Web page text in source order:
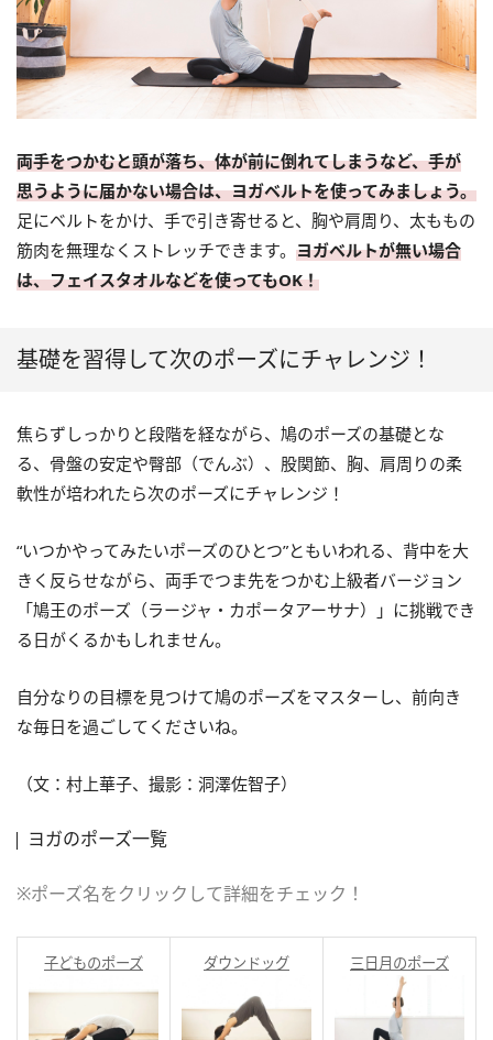
両手をつかむと頭が落ち、体が前に倒れてしまうなど、手が
思うように届かない場合は、ヨガベルトを使ってみましょう。
足にベルトをかけ、手で引き寄せると、胸や肩周り、太ももの
筋肉を無理なくストレッチできます。 ヨガベルトが無い場合
は、フェイスタオルなどを使ってもOK！
基礎を習得して次のポーズにチャレンジ！
焦らずしっかりと段階を経ながら、鳩のポーズの基礎とな
る、骨盤の安定や臀部（でんぶ）、股関節、胸、肩周りの柔
軟性が培われたら次のポーズにチャレンジ！
“いつかやってみたいポーズのひとつ”ともいわれる、背中を大
きく反らせながら、両手でつま先をつかむ上級者バージョン
「鳩王のポーズ（ラージャ・カポータアーサナ）」に挑戦でき
る日がくるかもしれません。
自分なりの目標を見つけて鳩のポーズをマスターし、前向き
な毎日を過ごしてくださいね。
（文：村上華子、撮影：洞澤佐智子）
ヨガのポーズ一覧
※ポーズ名をクリックして詳細をチェック！
子どものポーズ ダウンドッグ 三日月のポーズ